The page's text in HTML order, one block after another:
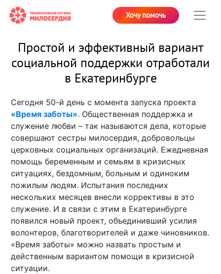
Хочу помочь
Простой и эффективный вариант
социальной поддержки отработали
в Екатеринбурге
Сегодня 50-й день с момента запуска проекта
«Время заботы». Общественная поддержка и
служение любви – так называются дела, которые
совершают сестры милосердия, добровольцы
церковных социальных организаций. Ежедневная
помощь беременным и семьям в кризисных
ситуациях, бездомным, больным и одиноким
пожилым людям. Испытания последних
нескольких месяцев внесли коррективы в это
служение. И в связи с этим в Екатеринбурге
появился новый проект, объединивший усилия
волонтеров, благотворителей и даже чиновников.
«Время заботы» можно назвать простым и
действенным вариантом помощи в кризисной
ситуации.